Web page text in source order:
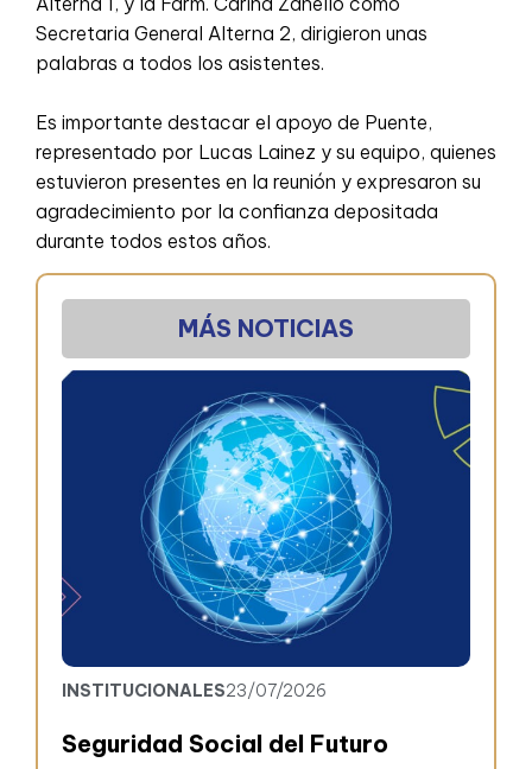
Secretaria General Alterna 2, dirigieron unas
palabras a todos los asistentes.
Es importante destacar el apoyo de Puente,
representado por Lucas Lainez y su equipo, quienes
estuvieron presentes en la reunión y expresaron su
agradecimiento por la confianza depositada
durante todos estos años.
MÁS NOTICIAS
INSTITUCIONALES23/07/2026
Seguridad Social del Futuro